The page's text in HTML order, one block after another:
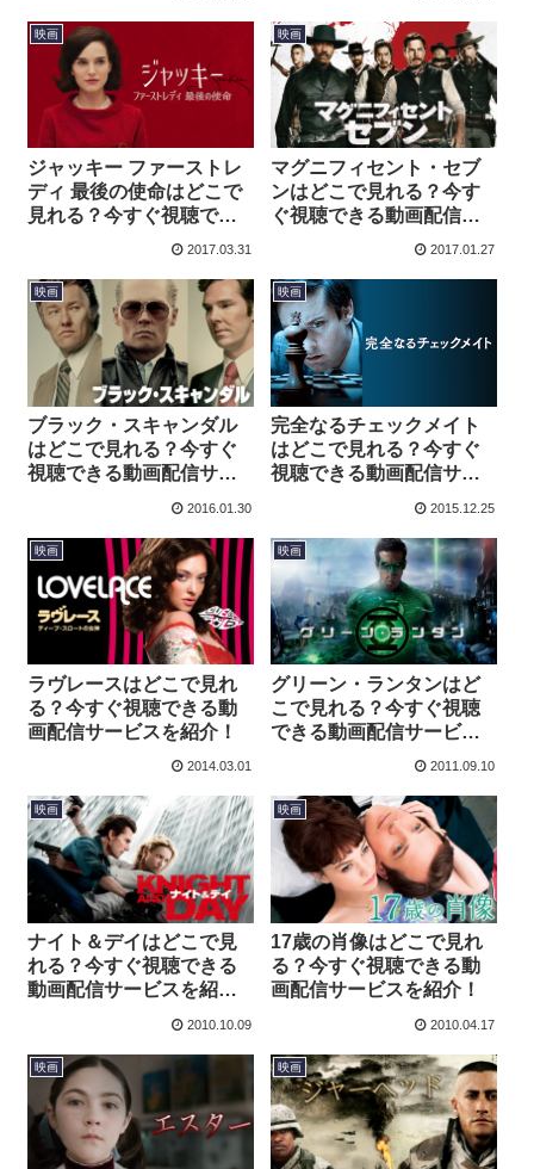
映画
ジャッキー ファーストレ
ディ 最後の使命はどこで
見れる？今すぐ視聴でき
る動画配信サービスを紹
2017.03.31
映画
マグニフィセント・セブ
ンはどこで見れる？今す
ぐ視聴できる動画配信サ
2017.01.27
映画
ブラック・スキャンダル
はどこで見れる？今すぐ
視聴できる動画配信サー
2016.01.30
映画
完全なるチェックメイト
はどこで見れる？今すぐ
視聴できる動画配信サー
2015.12.25
映画
ラヴレースはどこで見れ
る？今すぐ視聴できる動
画配信サービスを紹介！
2014.03.01
映画
グリーン・ランタンはど
こで見れる？今すぐ視聴
できる動画配信サービス
2011.09.10
映画
ナイト＆デイはどこで見
れる？今すぐ視聴できる
動画配信サービスを紹
2010.10.09
映画
17歳の肖像はどこで見れ
る？今すぐ視聴できる動
画配信サービスを紹介！
2010.04.17
映画 映画